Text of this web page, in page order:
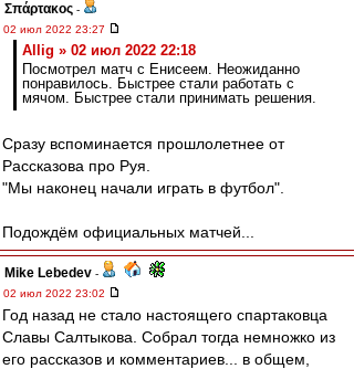
Σπάρτακος -
02 июл 2022 23:27
Allig » 02 июл 2022 22:18
Посмотрел матч с Енисеем. Неожиданно
понравилось. Быстрее стали работать с
мячом. Быстрее стали принимать решения.
Сразу вспоминается прошлолетнее от
Рассказова про Руя.
"Мы наконец начали играть в футбол".
Подождём официальных матчей...
Mike Lebedev -
02 июл 2022 23:02
Год назад не стало настоящего спартаковца
Славы Салтыкова. Собрал тогда немножко из
его рассказов и комментариев... в общем,